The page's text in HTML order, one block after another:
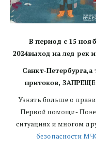
В период с 15
2024выход на лед рек
Санкт-
притоков,
Узнать больше о
Первой помощи-
ситуациях и многом
безопасности